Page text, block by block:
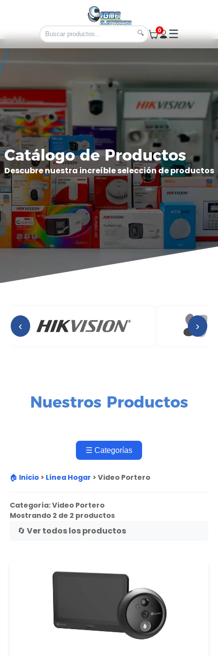
🔍 0 ☰
Catálogo de Productos
Descubre nuestra increíble selección de productos
‹ ›
Nuestros Productos
☰ Categorías
🏠 Inicio > Línea Hogar > Video Portero
Categoría:Video Portero
Mostrando 2 de 2 productos
🔄 Ver todos los productos